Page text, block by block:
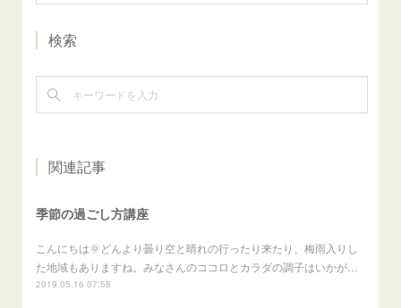
検索
関連記事
季節の過ごし方講座
こんにちは🌞どんより曇り空と晴れの行ったり来たり、梅雨入りし
た地域もありますね。みなさんのココロとカラダの調子はいかが…
2019.05.16 07:58